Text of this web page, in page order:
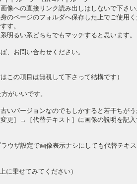
像への直接リンク読み出しはしないで下さい
ページのフォルダへ保存した上でご使用く
す。
明るい系どちらでもマッチすると思います。
、お問い合わせください。
この項目は無視して下さって結構です）
がいいです。
いバージョンなのでもしかすると若干ちがう
更］→［代替テキスト］に画像の説明を記
ウザ設定で画像表示ナシにしても代替テキス
乗せてみてください）